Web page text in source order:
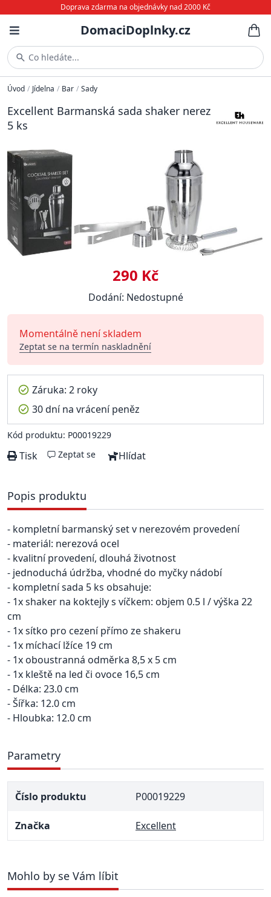
Doprava zdarma na objednávky nad 2000 Kč
DomaciDoplnky.cz
Co hledáte...
Úvod / Jídelna / Bar / Sady
Excellent Barmanská sada shaker nerez
5 ks
290 Kč
Dodání: Nedostupné
Momentálně není skladem
Zeptat se na termín naskladnění
Záruka: 2 roky
30 dní na vrácení peněz
Kód produktu: P00019229
Tisk Zeptat se Hlídat
Popis produktu
- kompletní barmanský set v nerezovém provedení
- materiál: nerezová ocel
- kvalitní provedení, dlouhá životnost
- jednoduchá údržba, vhodné do myčky nádobí
- kompletní sada 5 ks obsahuje:
- 1x shaker na koktejly s víčkem: objem 0.5 l / výška 22
cm
- 1x sítko pro cezení přímo ze shakeru
- 1x míchací lžíce 19 cm
- 1x oboustranná odměrka 8,5 x 5 cm
- 1x kleště na led či ovoce 16,5 cm
- Délka: 23.0 cm
- Šířka: 12.0 cm
- Hloubka: 12.0 cm
Parametry
Číslo produktu P00019229
Značka Excellent
Mohlo by se Vám líbit